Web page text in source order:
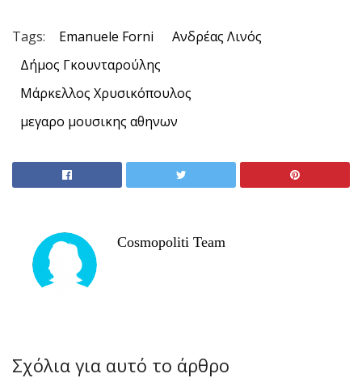
Tags: Emanuele Forni
Ανδρέας Λινός
Δήμος Γκουνταρούλης
Μάρκελλος Χρυσικόπουλος
μεγαρο μουσικης αθηνων
Cosmopoliti Team
Σχόλια για αυτό το άρθρο